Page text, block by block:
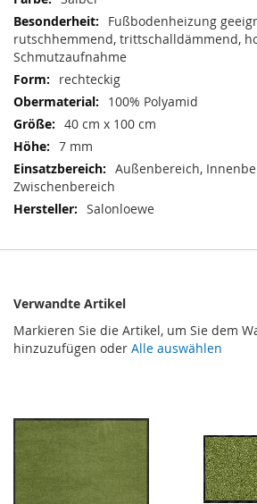
Informationen
Fußbodenheizung
rutschhemmend, trittschalldämmend,
Schmutzaufnahme
rechteckig
100% Polyamid
40 cm x 100 cm
7 mm
Außenbereich,
Zwischenbereich
Salonloewe
Verwandte Artikel
Markieren Sie die Artikel, um Sie dem
hinzuzufügen oder Alle auswählen